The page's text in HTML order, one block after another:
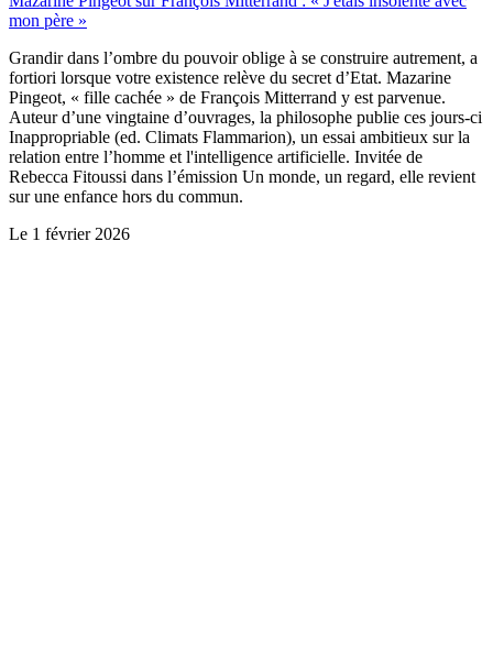
mon père »
Grandir dans l’ombre du pouvoir oblige à se construire autrement, a
fortiori lorsque votre existence relève du secret d’Etat. Mazarine
Pingeot, « fille cachée » de François Mitterrand y est parvenue.
Auteur d’une vingtaine d’ouvrages, la philosophe publie ces jours-ci
Inappropriable (ed. Climats Flammarion), un essai ambitieux sur la
relation entre l’homme et l'intelligence artificielle. Invitée de
Rebecca Fitoussi dans l’émission Un monde, un regard, elle revient
sur une enfance hors du commun.
Le 1 février 2026